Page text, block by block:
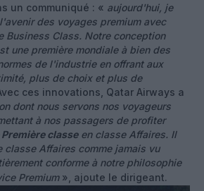
un communiqué : « aujourd'hui, je
des voyages premium avec
Business Class. Notre conception
une première mondiale à bien des
de l'industrie en offrant aux
plus de choix et plus de
ces innovations, Qatar Airways a
dont nous servons nos voyageurs
à nos passagers de profiter
classeen classe Affaires. Il
Affaires comme jamais vu
conforme à notre philosophie
Premium», ajoute le dirigeant.